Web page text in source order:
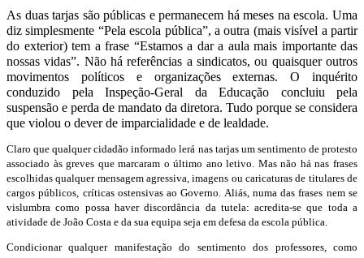
As duas tarjas são públicas e permanecem há meses na escola. Uma
diz simplesmente “Pela escola pública”, a outra (mais visível a partir
do exterior) tem a frase “Estamos a dar a aula mais importante das
nossas vidas”. Não há referências a sindicatos, ou quaisquer outros
movimentos políticos e organizações externas. O inquérito
conduzido pela Inspeção-Geral da Educação concluiu pela
suspensão e perda de mandato da diretora. Tudo porque se considera
que violou o dever de imparcialidade e de lealdade.
Claro que qualquer cidadão informado lerá nas tarjas um sentimento de protesto
associado às greves que marcaram o último ano letivo. Mas não há nas frases
escolhidas qualquer mensagem agressiva, imagens ou caricaturas de titulares de
cargos públicos, críticas ostensivas ao Governo. Aliás, numa das frases nem se
vislumbra como possa haver discordância da tutela: acredita-se que toda a
atividade de João Costa e da sua equipa seja em defesa da escola pública.
Condicionar qualquer manifestação do sentimento dos professores, como